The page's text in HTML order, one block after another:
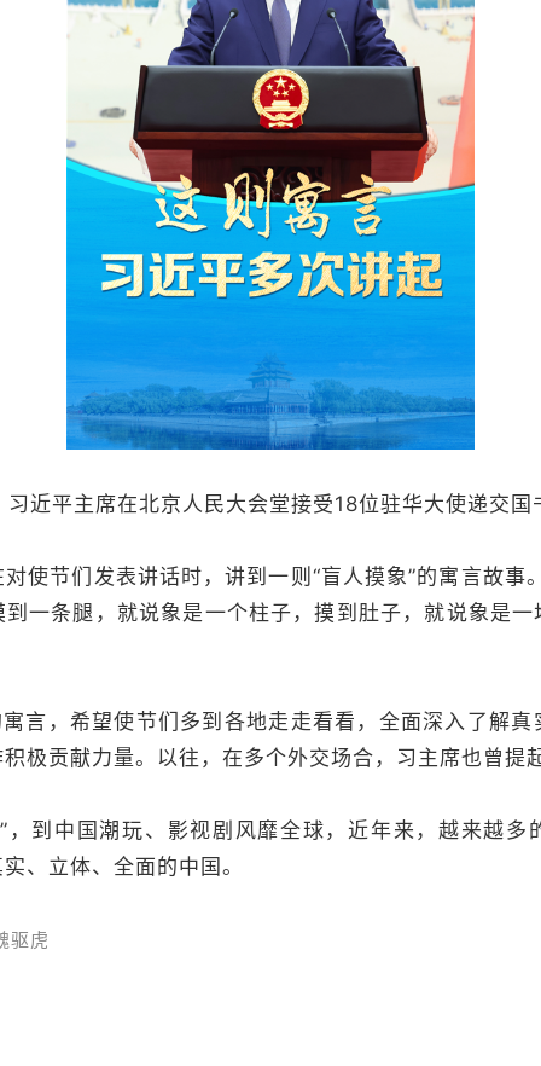
习近平主席在北京人民大会堂接受18位驻华大使递交国
使节们发表讲话时，讲到一则“盲人摸象”的寓言故事
一条腿，就说象是一个柱子，摸到肚子，就说象是
寓言，希望使节们多到各地走走看看，全面深入了解
极贡献力量。以往，在多个外交场合，习主席也曾提
，到中国潮玩、影视剧风靡全球，近年来，越来越多
、立体、全面的中国。
驱虎